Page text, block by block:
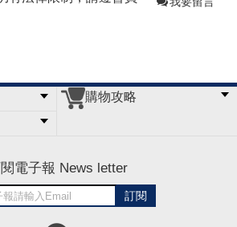
購物攻略
電子報 News letter
訂閱